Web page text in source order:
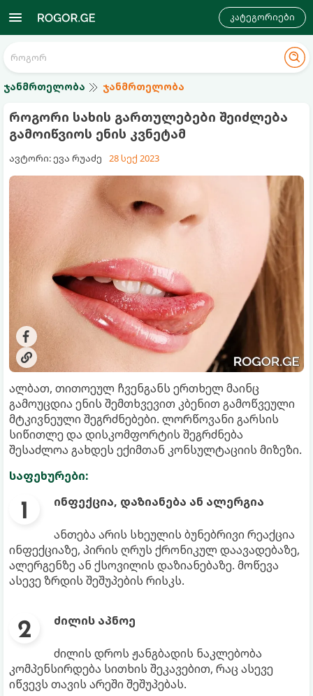
კატეგორიები
ჯანმრთელობა ჯანმრთელობა
როგორი სახის გართულებები შეიძლება
გამოიწვიოს ენის კვნეტამ
ავტორი: ევა რუაძე 28 სექ 2023
ალბათ, თითოეულ ჩვენგანს ერთხელ მაინც
გამოუცდია ენის შემთხვევით კბენით გამოწვეული
მტკივნეული შეგრძნებები. ლორწოვანი გარსის
სიწითლე და დისკომფორტის შეგრძნება
შესაძლოა გახდეს ექიმთან კონსულტაციის მიზეზი.
საფეხურები:
ინფექცია, დაზიანება ან ალერგია
ანთება არის სხეულის ბუნებრივი რეაქცია
ინფექციაზე, პირის ღრუს ქრონიკულ დაავადებაზე,
ალერგენზე ან ქსოვილის დაზიანებაზე. მოწევა
ასევე ზრდის შეშუპების რისკს.
ძილის აპნოე
ძილის დროს ჟანგბადის ნაკლებობა
კომპენსირდება სითხის შეკავებით, რაც ასევე
იწვევს თავის არეში შეშუპებას.